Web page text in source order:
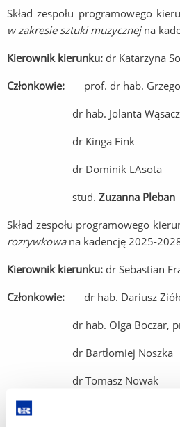
Skład zespołu programowego
w zakresie sztuki muzycznejna
Kierownik kierunku: dr Katarzyna
Członkowie:
prof. dr hab.
dr hab. Jolanta
dr Kinga Fink
dr Dominik LAsota
stud.Zuzanna Pleban
Skład zespołu programowego
rozrywkowana kadencję 2025-
Kierownik kierunku: dr Sebastian
Członkowie:
dr hab. Dariusz
dr hab. Olga Boczar,
dr Bartłomiej Noszka
dr Tomasz Nowak